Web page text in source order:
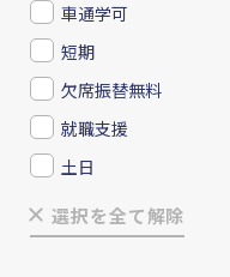
車通学可
短期
欠席振替無料
就職支援
土日
選択を全て解除